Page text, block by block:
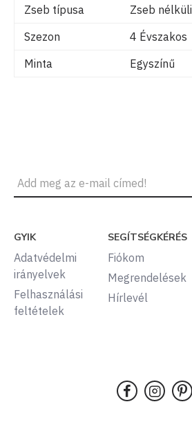
Zseb típusa
Zseb nélküli
Szezon
4 Évszakos
Minta
Egyszínű
GYIK
Adatvédelmi
irányelvek
Felhasználási
feltételek
SEGÍTSÉGKÉRÉS
Fiókom
Megrendelések
Hírlevél